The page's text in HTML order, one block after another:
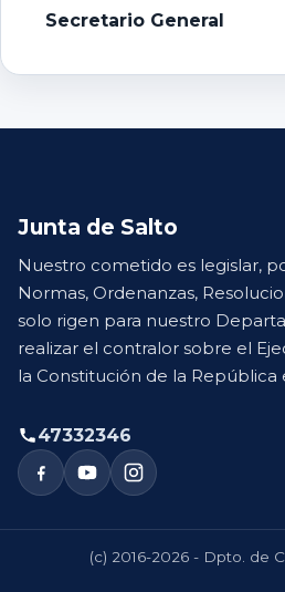
Secretario General
Junta de Salto
Nuestro cometido es legislar,
Normas, Ordenanzas,
solo rigen para nuestro
realizar el contralor sobre el
la Constitución de la República
47332346
(c) 2016-2026 - Dpto. de